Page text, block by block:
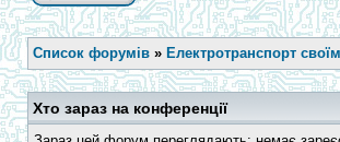
Список форумів » Електротранспорт
Хто зараз на конференції